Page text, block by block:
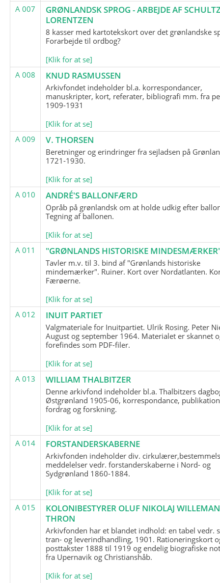
A 007
GRØNLANDSK SPROG - ARBEJDE AF
LORENTZEN
8 kasser med kartotekskort over det grønlandske
Forarbejde til ordbog?
[Klik for at se]
A 008
KNUD RASMUSSEN
Arkivfondet indeholder bl.a. korrespondancer,
manuskripter, kort, referater, bibliografi mm. fra
1909-1931
[Klik for at se]
A 009
V. THORSEN
Beretninger og erindringer fra sejladsen på
1721-1930.
[Klik for at se]
A 010
ANDRÉ'S BALLONFÆRD
Opråb på grønlandsk om at holde udkig efter
Tegning af ballonen.
[Klik for at se]
A 011
"GRØNLANDS HISTORISKE
Tavler m.v. til 3. bind af "Grønlands historiske
mindemærker". Ruiner. Kort over Nordatlanten.
Færøerne.
[Klik for at se]
A 012
INUIT PARTIET
Valgmateriale for Inuitpartiet. Ulrik Rosing. Peter
August og september 1964. Materialet er skannet
forefindes som PDF-filer.
[Klik for at se]
A 013
WILLIAM THALBITZER
Denne arkivfond indeholder bl.a. Thalbitzers
Østgrønland 1905-06, korrespondance,
fordrag og forskning.
[Klik for at se]
A 014
FORSTANDERSKABERNE
Arkivfonden indeholder div.
meddelelser vedr. forstanderskaberne i Nord- og
Sydgrønland 1860-1884.
[Klik for at se]
A 015
KOLONIBESTYRER OLUF NIKOLAJ
THRON
Arkivfonden har et blandet indhold: en tabel vedr.
tran- og leverindhandling, 1901. Rationeringskort
posttakster 1888 til 1919 og endelig biografiske
fra Upernavik og Christianshåb.
[Klik for at se]